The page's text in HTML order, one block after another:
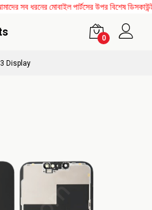
ধরনের মোবাইল পার্টসের উপর বিশেষ
0
Display